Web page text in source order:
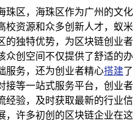
珠区，海珠区作为广州的文化
校资源和众多创新人才，蚁米
的独特优势，为区块链创业者
众创空间不仅提供了舒适的办
服务，还为创业者精心搭建了
接等一站式服务平台，创业者
经验，及时获取最新的行业信
，许多初创的区块链企业在这